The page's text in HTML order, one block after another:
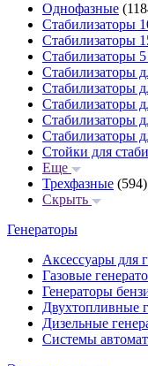
Однофазные
Стабилизаторы
Стабилизаторы
Стабилизаторы
Стабилизаторы
Стабилизаторы
Стабилизаторы
Стабилизаторы
Стабилизаторы
Стойки для
Еще
Трехфазные (594)
Скрыть
Генераторы
Аксессуары для
Газовые
Генераторы
Двухтопливные
Дизельные
Системы